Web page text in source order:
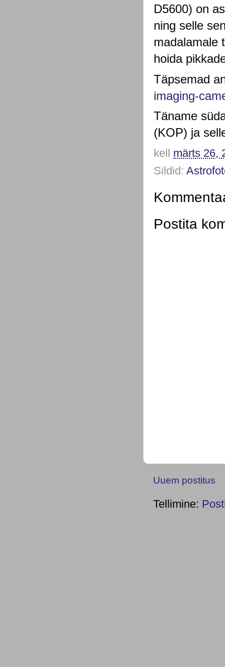
D5600) on
ning selle
madalamale
hoida
Täpsemad
imaging-
Täname
(KOP) ja
kell märts 26,
Sildid:
Postita
Uuem postitus
Tellimine: